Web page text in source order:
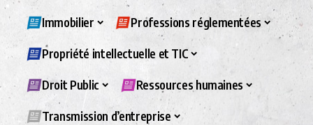
Immobilier Professions réglementées
Propriété intellectuelle et TIC
Droit Public Ressources humaines
Transmission d’entreprise